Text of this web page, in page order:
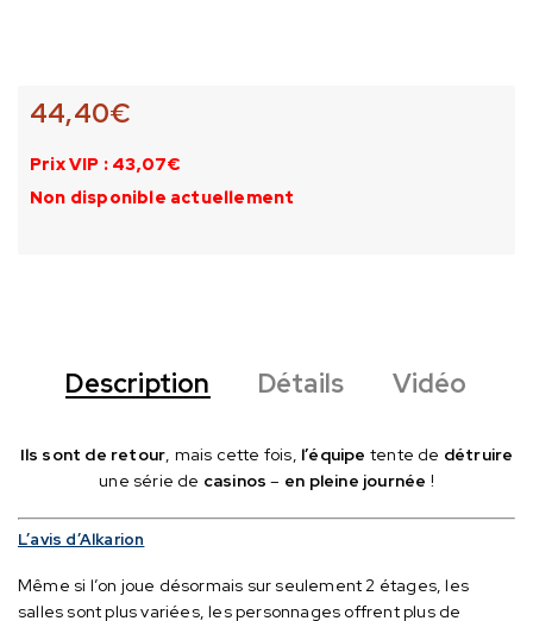
44,40€
Prix VIP : 43,07€
Non disponible actuellement
Description Détails Vidéo
Ils sont de retour, mais cette fois, l’équipe tente de détruire
une série de casinos – en pleine journée !
L’avis d’Alkarion
Même si l’on joue désormais sur seulement 2 étages, les
salles sont plus variées, les personnages offrent plus de